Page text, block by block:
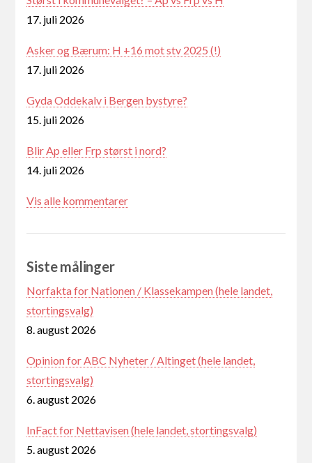
17. juli 2026
Asker og Bærum: H +16 mot stv 2025 (!)
17. juli 2026
Gyda Oddekalv i Bergen bystyre?
15. juli 2026
Blir Ap eller Frp størst i nord?
14. juli 2026
Vis alle kommentarer
Siste målinger
Norfakta for Nationen / Klassekampen (hele landet,
stortingsvalg)
8. august 2026
Opinion for ABC Nyheter / Altinget (hele landet,
stortingsvalg)
6. august 2026
InFact for Nettavisen (hele landet, stortingsvalg)
5. august 2026